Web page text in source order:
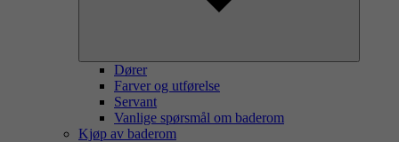
Dører
Farver og utførelse
Servant
Vanlige spørsmål om baderom
Kjøp av baderom